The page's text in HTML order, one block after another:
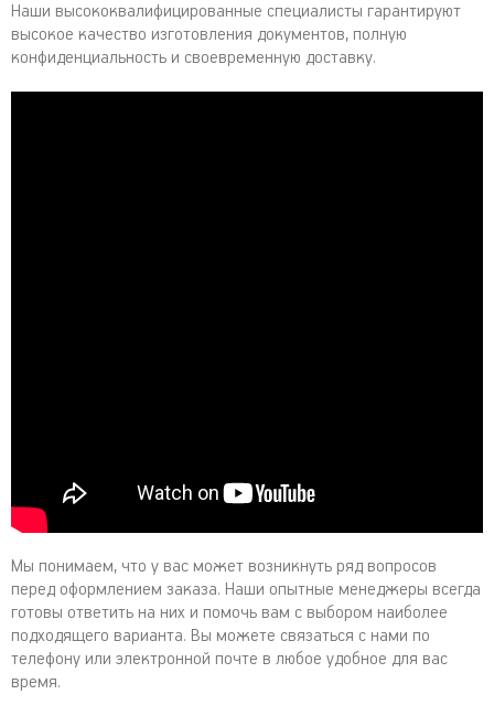
Наши высококвалифицированные специалисты гарантируют
высокое качество изготовления документов, полную
конфиденциальность и своевременную доставку.
Мы понимаем, что у вас может возникнуть ряд вопросов
перед оформлением заказа. Наши опытные менеджеры всегда
готовы ответить на них и помочь вам с выбором наиболее
подходящего варианта. Вы можете связаться с нами по
телефону или электронной почте в любое удобное для вас
время.